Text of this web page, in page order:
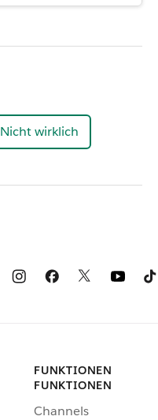
Nicht wirklich
FUNKTIONEN
FUNKTIONEN
Channels